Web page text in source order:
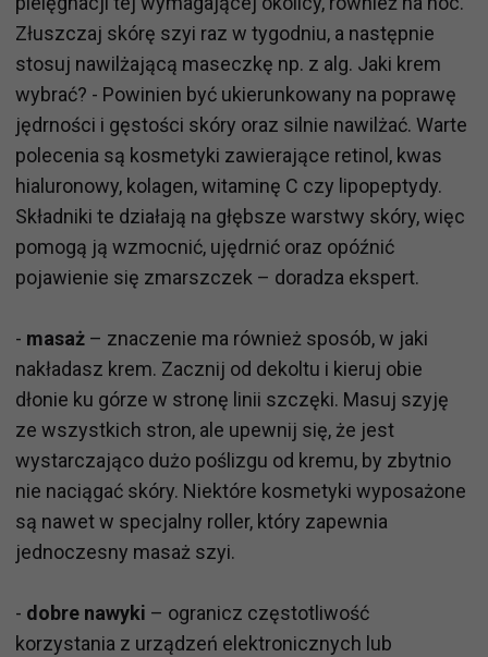
Złuszczaj skórę szyi raz w tygodniu, a następnie
stosuj nawilżającą maseczkę np. z alg. Jaki krem
wybrać? - Powinien być ukierunkowany na poprawę
jędrności i gęstości skóry oraz silnie nawilżać. Warte
polecenia są kosmetyki zawierające retinol, kwas
hialuronowy, kolagen, witaminę C czy lipopeptydy.
Składniki te działają na głębsze warstwy skóry, więc
pomogą ją wzmocnić, ujędrnić oraz opóźnić
pojawienie się zmarszczek – doradza ekspert.
- masaż – znaczenie ma również sposób, w jaki
nakładasz krem. Zacznij od dekoltu i kieruj obie
dłonie ku górze w stronę linii szczęki. Masuj szyję
ze wszystkich stron, ale upewnij się, że jest
wystarczająco dużo poślizgu od kremu, by zbytnio
nie naciągać skóry. Niektóre kosmetyki wyposażone
są nawet w specjalny roller, który zapewnia
jednoczesny masaż szyi.
- dobre nawyki – ogranicz częstotliwość
korzystania z urządzeń elektronicznych lub